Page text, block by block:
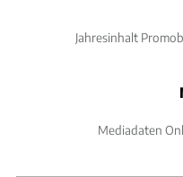
Jahresinhalt
Mediadaten